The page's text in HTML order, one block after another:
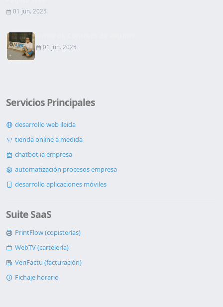
01 jun. 2025
01 jun. 2025
Servicios Principales
desarrollo web lleida
tienda online a medida
chatbot ia empresa
automatización procesos empresa
desarrollo aplicaciones móviles
Suite SaaS
PrintFlow (copisterías)
WebTV (cartelería)
VeriFactu (facturación)
Fichaje horario